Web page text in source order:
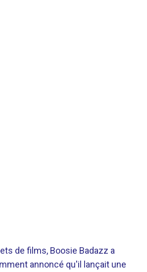
de films, Boosie Badazz a
annoncé qu'il lançait une